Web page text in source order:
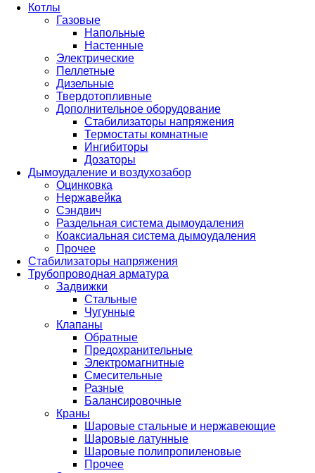
Котлы
Газовые
Напольные
Настенные
Электрические
Пеллетные
Дизельные
Твердотопливные
Дополнительное оборудование
Стабилизаторы напряжения
Термостаты комнатные
Ингибиторы
Дозаторы
Дымоудаление и воздухозабор
Оцинковка
Нержавейка
Сэндвич
Раздельная система дымоудаления
Коаксиальная система дымоудаления
Прочее
Стабилизаторы напряжения
Трубопроводная арматура
Задвижки
Стальные
Чугунные
Клапаны
Обратные
Предохранительные
Электромагнитные
Смесительные
Разные
Балансировочные
Краны
Шаровые стальные и нержавеющие
Шаровые латунные
Шаровые полипропиленовые
Прочее